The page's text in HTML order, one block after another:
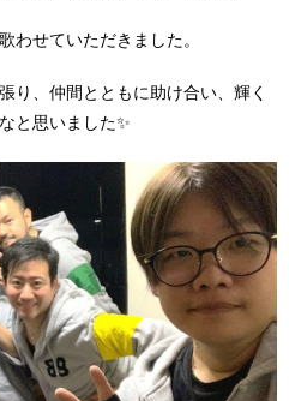
わせていただきました。
り、仲間とともに助け合い、輝く
と思いました✨